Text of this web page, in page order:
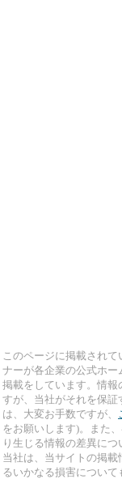
このページに掲載され
ナーが各企業の公式ホー
掲載をしています。情報
すが、当社がそれを保
は、大変お手数ですが、
をお願いします)。また
り生じる情報の差異に
当社は、当サイトの掲
るいかなる損害について